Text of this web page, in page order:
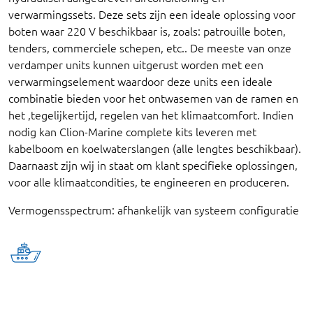
verwarmingssets. Deze sets zijn een ideale oplossing voor
boten waar 220 V beschikbaar is, zoals: patrouille boten,
tenders, commerciele schepen, etc.. De meeste van onze
verdamper units kunnen uitgerust worden met een
verwarmingselement waardoor deze units een ideale
combinatie bieden voor het ontwasemen van de ramen en
het ,tegelijkertijd, regelen van het klimaatcomfort. Indien
nodig kan Clion-Marine complete kits leveren met
kabelboom en koelwaterslangen (alle lengtes beschikbaar).
Daarnaast zijn wij in staat om klant specifieke oplossingen,
voor alle klimaatcondities, te engineeren en produceren.
Vermogensspectrum: afhankelijk van systeem configuratie